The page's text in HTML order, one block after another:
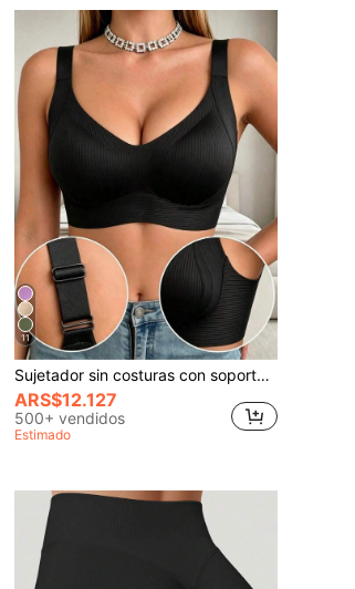
11
Sujetador sin costuras con soporte lateral inalámbrico, tela súper suave y transpirable, cómodo para uso diario, para mujeres
ARS$12.127
500+ vendidos
Estimado